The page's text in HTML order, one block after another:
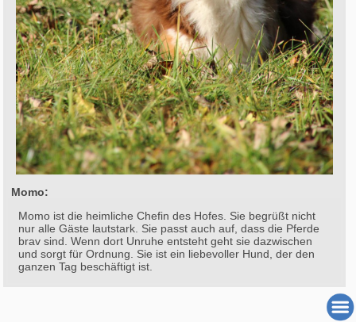
Momo:
Momo ist die heimliche Chefin des Hofes. Sie begrüßt nicht
nur alle Gäste lautstark. Sie passt auch auf, dass die Pferde
brav sind. Wenn dort Unruhe entsteht geht sie dazwischen
und sorgt für Ordnung. Sie ist ein liebevoller Hund, der den
ganzen Tag beschäftigt ist.